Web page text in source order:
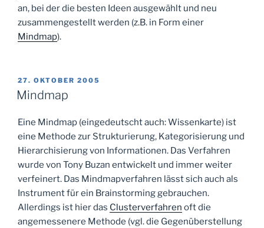
an, bei der die besten Ideen ausgewählt und neu
zusammengestellt werden (z.B. in Form einer
Mindmap).
VERÖFFENTLICHT
AM
27. OKTOBER 2005
Mindmap
Eine Mindmap (eingedeutscht auch: Wissenkarte) ist
eine Methode zur Strukturierung, Kategorisierung und
Hierarchisierung von Informationen. Das Verfahren
wurde von Tony Buzan entwickelt und immer weiter
verfeinert. Das Mindmapverfahren lässt sich auch als
Instrument für ein Brainstorming gebrauchen.
Allerdings ist hier das Clusterverfahren oft die
angemessenere Methode (vgl. die Gegenüberstellung